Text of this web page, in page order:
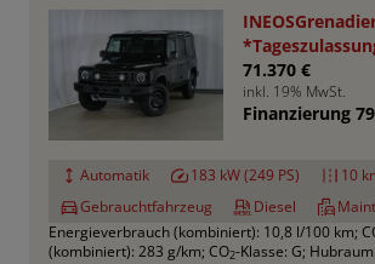
UPE : 78.050,- €
71.370 €
inkl. 19% MwSt.
Finanzierung
Automatik 183 kW (249 PS) 10
Gebrauchtfahrzeug
Diesel
Energieverbrauch (kombiniert): 10,8 l/100 km;
(kombiniert): 283 g/km; CO2-Klasse: G;